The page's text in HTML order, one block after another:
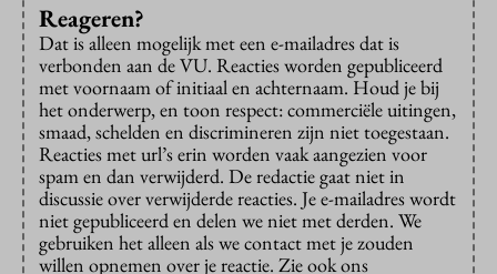
Reageren?
Dat is alleen mogelijk met een e-mailadres dat is
verbonden aan de VU. Reacties worden gepubliceerd
met voornaam of initiaal en achternaam. Houd je bij
het onderwerp, en toon respect: commerciële uitingen,
smaad, schelden en discrimineren zijn niet toegestaan.
Reacties met url’s erin worden vaak aangezien voor
spam en dan verwijderd. De redactie gaat niet in
discussie over verwijderde reacties. Je e-mailadres wordt
niet gepubliceerd en delen we niet met derden. We
gebruiken het alleen als we contact met je zouden
willen opnemen over je reactie. Zie ook ons